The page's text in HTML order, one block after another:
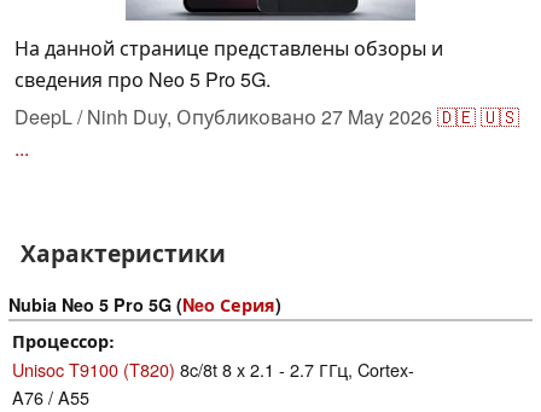
На данной странице представлены обзоры и
сведения про Neo 5 Pro 5G.
DeepL / Ninh Duy, Опубликовано 27 May 2026🇩🇪🇺🇸
...
Характеристики
Nubia Neo 5 Pro 5G (Neo Серия)
Процессор
Unisoc T9100 (T820) 8c/8t 8 x 2.1 - 2.7 ГГц, Cortex-
A76 / A55